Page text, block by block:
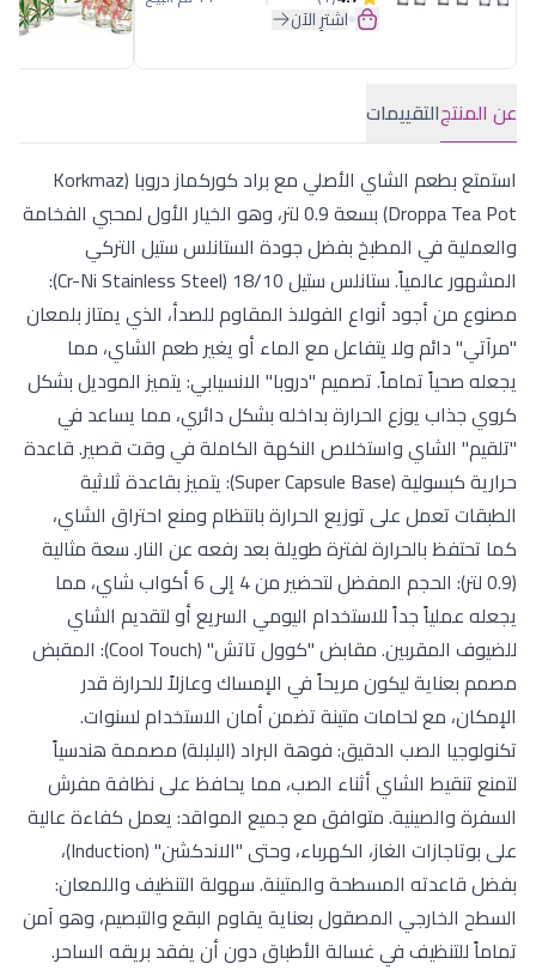
اشترِ الآن
عن المنتجالتقييمات
استمتع بطعم الشاي الأصلي مع براد كوركماز دروبا (Korkmaz
Droppa Tea Pot) بسعة 0.9 لتر، وهو الخيار الأول لمحبي الفخامة
والعملية في المطبخ بفضل جودة الستانلس ستيل التركي
المشهور عالمياً. ستانلس ستيل 18/10 (Cr-Ni Stainless Steel):
مصنوع من أجود أنواع الفولاذ المقاوم للصدأ، الذي يمتاز بلمعان
"مرآتي" دائم ولا يتفاعل مع الماء أو يغير طعم الشاي، مما
يجعله صحياً تماماً. تصميم "دروبا" الانسيابي: يتميز الموديل بشكل
كروي جذاب يوزع الحرارة بداخله بشكل دائري، مما يساعد في
"تلقيم" الشاي واستخلاص النكهة الكاملة في وقت قصير. قاعدة
حرارية كبسولية (Super Capsule Base): يتميز بقاعدة ثلاثية
الطبقات تعمل على توزيع الحرارة بانتظام ومنع احتراق الشاي،
كما تحتفظ بالحرارة لفترة طويلة بعد رفعه عن النار. سعة مثالية
(0.9 لتر): الحجم المفضل لتحضير من 4 إلى 6 أكواب شاي، مما
يجعله عملياً جداً للاستخدام اليومي السريع أو لتقديم الشاي
للضيوف المقربين. مقابض "كوول تاتش" (Cool Touch): المقبض
مصمم بعناية ليكون مريحاً في الإمساك وعازلاً للحرارة قدر
الإمكان، مع لحامات متينة تضمن أمان الاستخدام لسنوات.
تكنولوجيا الصب الدقيق: فوهة البراد (البلبلة) مصممة هندسياً
لتمنع تنقيط الشاي أثناء الصب، مما يحافظ على نظافة مفرش
السفرة والصينية. متوافق مع جميع المواقد: يعمل كفاءة عالية
على بوتاجازات الغاز، الكهرباء، وحتى "الاندكشن" (Induction)،
بفضل قاعدته المسطحة والمتينة. سهولة التنظيف واللمعان:
السطح الخارجي المصقول بعناية يقاوم البقع والتبصيم، وهو آمن
تماماً للتنظيف في غسالة الأطباق دون أن يفقد بريقه الساحر.